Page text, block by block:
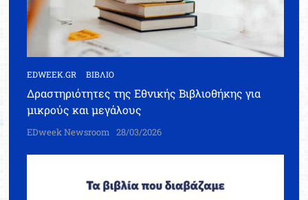
EDWEEK.GR ΒΙΒΛΙΟ
Δραστηριότητες της Εθνικής Βιβλιοθήκης για
μικρούς και μεγάλους
EDweek Newsroom 28/03/2026